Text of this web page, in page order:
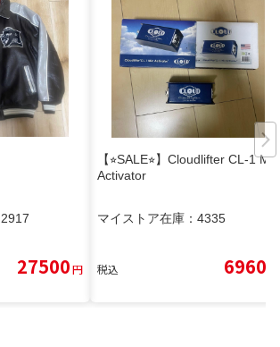
2917
27500円
【⭐︎SALE⭐︎】Cloudlifter CL-1 Mic
Activator
マイストア在庫： 4335
税込 6960